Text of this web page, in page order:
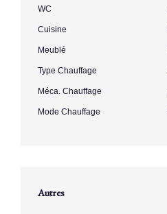
WC
Cuisine
Meublé
Type Chauffage
Méca. Chauffage
Mode Chauffage
Autres